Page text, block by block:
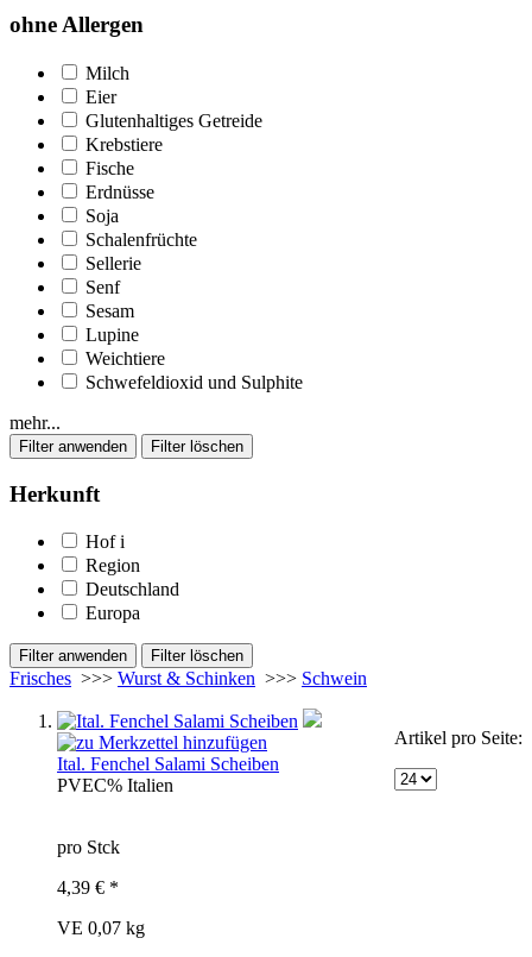
ohne Allergen
Milch
Eier
Glutenhaltiges Getreide
Krebstiere
Fische
Erdnüsse
Soja
Schalenfrüchte
Sellerie
Senf
Sesam
Lupine
Weichtiere
Schwefeldioxid und Sulphite
mehr...
Herkunft
Hof i
Region
Deutschland
Europa
Frisches >>> Wurst & Schinken >>> Schwein
Artikel pro Seite:
Ital. Fenchel Salami Scheiben
PVEC% Italien
pro Stck
4,39 € *
VE 0,07 kg